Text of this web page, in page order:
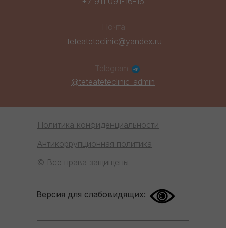
Почта
Telegram
© Все права защищены
Политика конфиденциальности
Версия для слабовидящих:
teteateteclinic@yandex.ru
Антикоррупционная политика
@teteateteclinic_admin